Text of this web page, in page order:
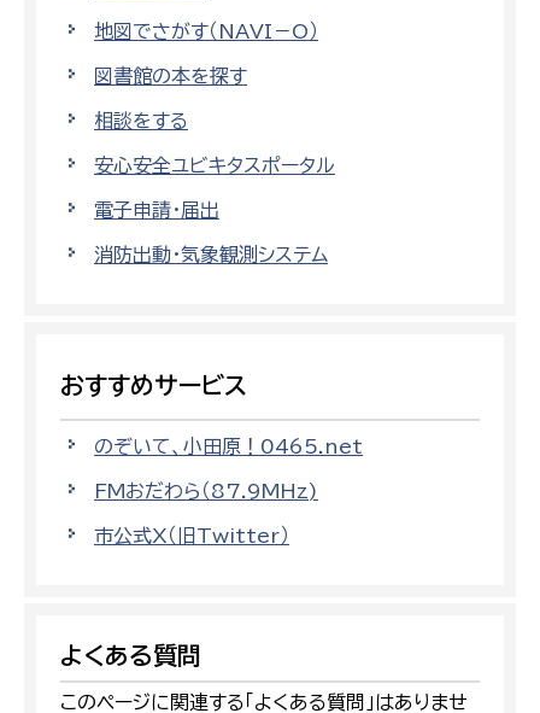
地図でさがす（NAVI－O）
図書館の本を探す
相談をする
安心安全ユビキタスポータル
電子申請・届出
消防出動・気象観測システム
おすすめサービス
のぞいて、小田原！0465.net
FMおだわら（87.9MHz)
市公式X（旧Twitter）
よくある質問
このページに関連する「よくある質問」はありませ